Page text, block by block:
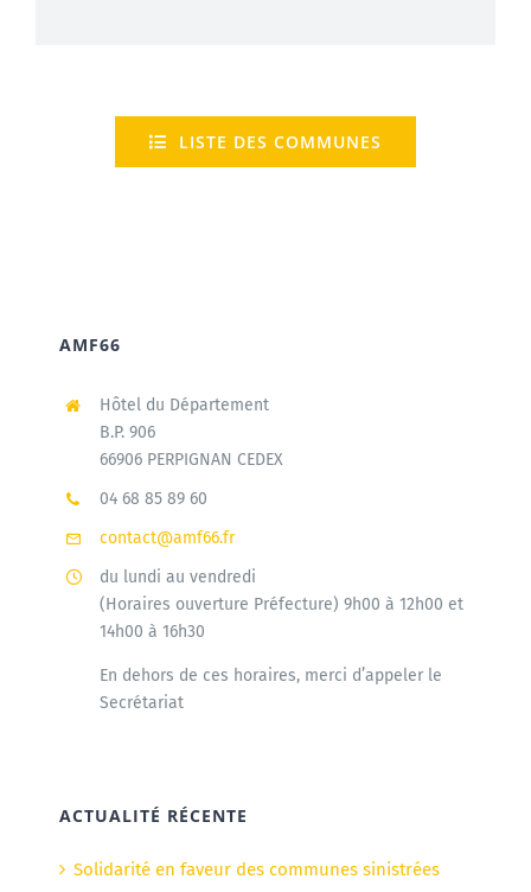
LISTE DES COMMUNES
AMF66
Hôtel du Département
B.P. 906
66906 PERPIGNAN CEDEX
04 68 85 89 60
contact@amf66.fr
du lundi au vendredi
(Horaires ouverture Préfecture) 9h00 à 12h00 et
14h00 à 16h30
En dehors de ces horaires, merci d’appeler le
Secrétariat
ACTUALITÉ RÉCENTE
Solidarité en faveur des communes sinistrées